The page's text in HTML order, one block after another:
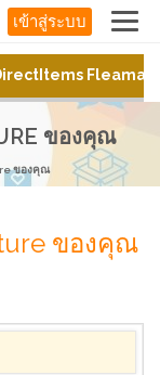
เข้าสู่ระบบ
ของคุณ
ของคุณ
ของคุณ